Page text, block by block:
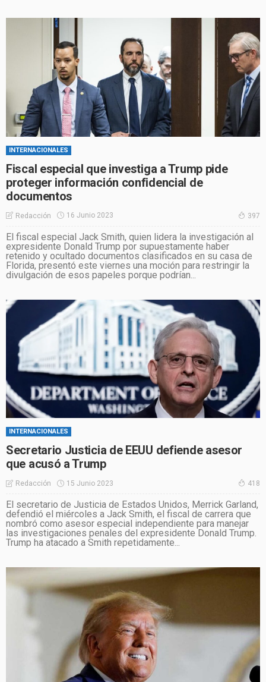
INTERNACIONALES
Fiscal especial que investiga a Trump pide
proteger información confidencial de
documentos
Redacción 16 Junio 2023 397
El fiscal especial Jack Smith, quien lidera la investigación al
expresidente Donald Trump por supuestamente haber
retenido y ocultado documentos clasificados en su casa de
Florida, presentó este viernes una moción para restringir la
divulgación de esos papeles porque podrían...
INTERNACIONALES
Secretario Justicia de EEUU defiende asesor
que acusó a Trump
Redacción 15 Junio 2023 418
El secretario de Justicia de Estados Unidos, Merrick Garland,
defendió el miércoles a Jack Smith, el fiscal de carrera que
nombró como asesor especial independiente para manejar
las investigaciones penales del expresidente Donald Trump.
Trump ha atacado a Smith repetidamente...